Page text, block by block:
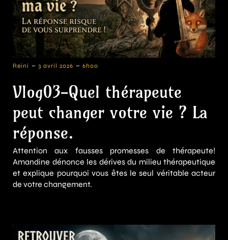
Reini - 3 avril 2026 - 6h00
Vlog03-Quel thérapeute
peut changer votre vie ? La
réponse.
Attention aux fausses promesses de thérapeute!
Amandine dénonce les dérives du milieu thérapeutique
et explique pourquoi vous êtes le seul véritable acteur
de votre changement.